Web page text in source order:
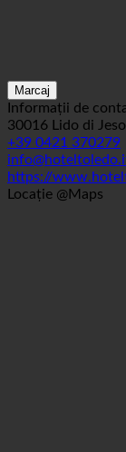
Marcaj
Informații de
30016 Lido di
+39 0421 370279
info@hoteltoledo.it